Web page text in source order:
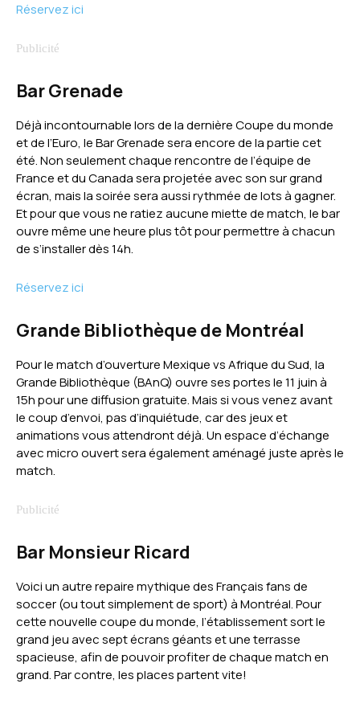
Réservez ici
Bar Grenade
Déjà incontournable lors de la dernière Coupe du monde
et de l’Euro, le Bar Grenade sera encore de la partie cet
été. Non seulement chaque rencontre de l’équipe de
France et du Canada sera projetée avec son sur grand
écran, mais la soirée sera aussi rythmée de lots à gagner.
Et pour que vous ne ratiez aucune miette de match, le bar
ouvre même une heure plus tôt pour permettre à chacun
de s’installer dès 14h.
Réservez ici
Grande Bibliothèque de Montréal
Pour le match d’ouverture Mexique vs Afrique du Sud, la
Grande Bibliothèque (BAnQ) ouvre ses portes le 11 juin à
15h pour une diffusion gratuite. Mais si vous venez avant
le coup d’envoi, pas d’inquiétude, car des jeux et
animations vous attendront déjà. Un espace d’échange
avec micro ouvert sera également aménagé juste après le
match.
Bar Monsieur Ricard
Voici un autre repaire mythique des Français fans de
soccer (ou tout simplement de sport) à Montréal. Pour
cette nouvelle coupe du monde, l’établissement sort le
grand jeu avec sept écrans géants et une terrasse
spacieuse, afin de pouvoir profiter de chaque match en
grand. Par contre, les places partent vite!